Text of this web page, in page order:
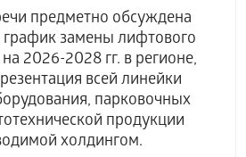
предметно обсуждена
график замены лифтового
2026-2028 гг. в регионе,
всей линейки
парковочных
продукции
холдингом.